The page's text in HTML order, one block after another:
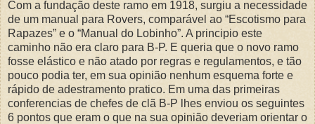
Com a fundação deste ramo em 1918, surgiu a necessidade
de um manual para Rovers, comparável ao “Escotismo para
Rapazes” e o “Manual do Lobinho”. A principio este
caminho não era claro para B-P. E queria que o novo ramo
fosse elástico e não atado por regras e regulamentos, e tão
pouco podia ter, em sua opinião nenhum esquema forte e
rápido de adestramento pratico. Em uma das primeiras
conferencias de chefes de clã B-P lhes enviou os seguintes
6 pontos que eram o que na sua opinião deveriam orientar o